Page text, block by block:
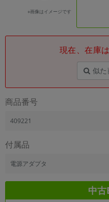
※画像はイメージです
現在、在庫
似
商品番号
409221
付属品
電源アダプタ
中古
人気の検索ワード： Let's note
「スマートフォン」「タブレット」など
メーカー
「Apple」「SONY」「SHARP」など
機能・特徴